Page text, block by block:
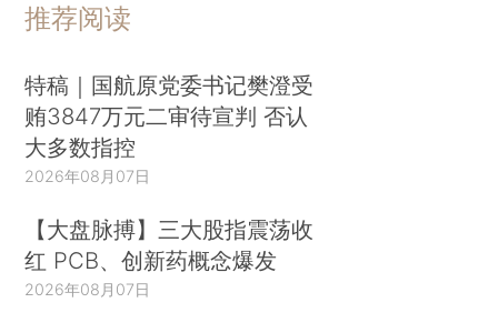
推荐阅读
特稿｜国航原党委书记樊澄受
贿3847万元二审待宣判 否认
大多数指控
2026年08月07日
【大盘脉搏】三大股指震荡收
红 PCB、创新药概念爆发
2026年08月07日